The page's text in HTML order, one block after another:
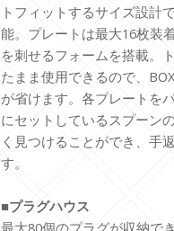
トフィットするサイズ設計
能。プレートは最大16枚装
を刺せるフォームを搭載。
たまま使用できるので、
が省けます。各プレートを
にセットしているスプーン
く見つけることができ、手
す。
■プラグハウス
最大80個のプラグが収納で